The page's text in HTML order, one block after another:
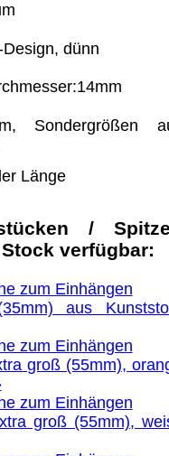
Design, dünn
Sondergrößen
Länge
/
verfügbar:
aus
groß (55mm),
groß (55mm),
312 O
Landgericht
durch die
der
hat.
werden,
wir
aller
und
eigen.
(OS)
Widerruf